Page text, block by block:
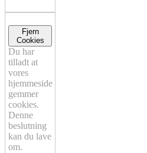
Fjern
Cookies
Du har
tilladt at
vores
hjemmeside
gemmer
cookies.
Denne
beslutning
kan du lave
om.